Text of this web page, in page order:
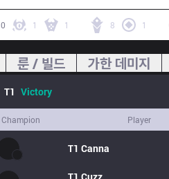
0 1 1 8 1
룬 / 빌드 가한 데미지
T1 Victory
Champion Player
T1 Canna